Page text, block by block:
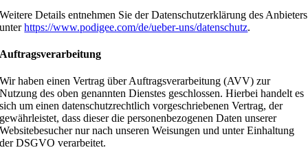
Weitere Details entnehmen Sie der Datenschutzerklärung des Anbieters
unterhttps://www.podigee.com/de/ueber-uns/datenschutz.
Auftragsverarbeitung
Wir haben einen Vertrag über Auftragsverarbeitung (AVV) zur
Nutzung des oben genannten Dienstes geschlossen. Hierbei handelt es
sich um einen datenschutzrechtlich vorgeschriebenen Vertrag, der
gewährleistet, dass dieser die personenbezogenen Daten unserer
Websitebesucher nur nach unseren Weisungen und unter Einhaltung
der DSGVO verarbeitet.